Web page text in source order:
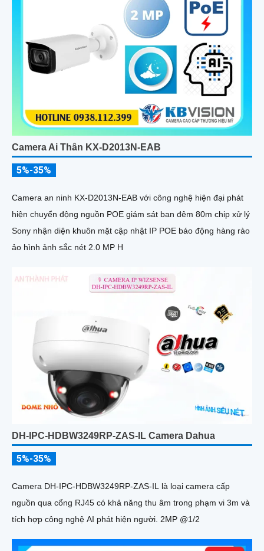
Camera Ai Thân KX-D2013N-EAB
5%-35%
Camera an ninh KX-D2013N-EAB với công nghệ hiện đại phát
hiện chuyển động nguồn POE giám sát ban đêm 80m chip xử lý
Sony nhận diện khuôn mặt cập nhật IP POE báo động hàng rào
ảo hình ảnh sắc nét 2.0 MP H
DH-IPC-HDBW3249RP-ZAS-IL Camera Dahua
5%-35%
Camera DH-IPC-HDBW3249RP-ZAS-IL là loại camera cấp
nguồn qua cổng RJ45 có khả năng thu âm trong phạm vi 3m và
tích hợp công nghệ AI phát hiện người. 2MP @1/2